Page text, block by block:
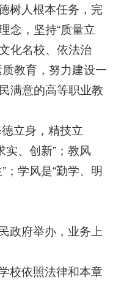
树人根本任务，完
念，坚持“质量立
化名校、依法治
教育，努力建设一
满意的高等职业教
立身，精技立
实、创新”；教风
；学风是“勤学、明
政府举办，业务上
校依照法律和本章